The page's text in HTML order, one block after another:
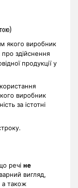
якого виробник
здійснення
продукції у
виробник
за істотні
речі не
вигляд,
а також